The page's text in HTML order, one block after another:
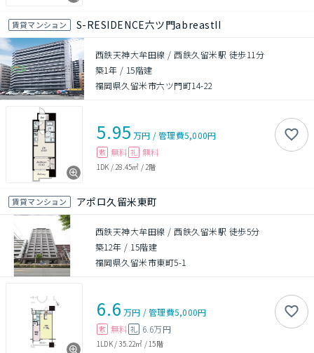
賃貸マンション S-RESIDENCE六ツ門abreastII
西鉄天神大牟田線 / 西鉄久留米駅 徒歩11分
築1年 / 15階建
福岡県久留米市六ツ門町14-22
5.95 万円 /管理費5,000円
敷 無料 礼 無料
1DK / 28.45㎡ / 2階
賃貸マンション アポロ久留米東町
西鉄天神大牟田線 / 西鉄久留米駅 徒歩5分
築12年 / 15階建
福岡県久留米市東町5-1
6.6 万円 /管理費5,000円
敷 無料 礼 6.6万円
1LDK/35.22㎡ / 15階